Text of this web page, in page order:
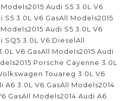
Audi S5 3.0L V6
S5 3.0L V6 GasAll Models2015
Audi S5 3.0L V6
SQ5 3.0L V6 DieselAll
V6 GasAll Models2015 Audi
Porsche Cayenne 3.0L
Touareg 3.0L V6
A6 3.0L V6 GasAll Models2014
GasAll Models2014 Audi A6